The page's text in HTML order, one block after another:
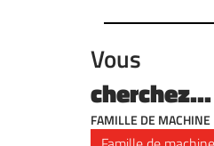
Vous
cherchez...
FAMILLE DE MACHINE